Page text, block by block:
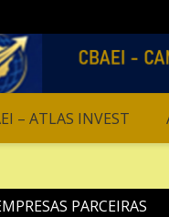
– ATLAS INVEST
PARCEIRAS